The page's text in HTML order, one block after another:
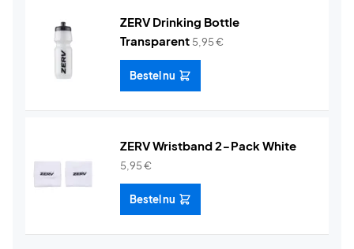
ZERV Drinking Bottle
Transparent 5,95€
Bestel nu
ZERV Wristband 2-Pack White
5,95€
Bestel nu